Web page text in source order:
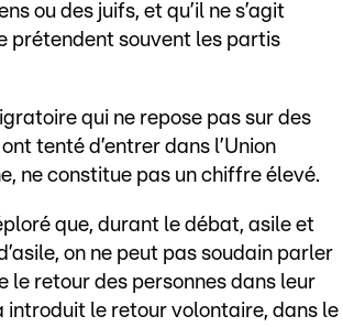
ou des juifs, et qu’il ne s’agit
prétendent souvent les partis
qui ne repose pas sur des
tenté d’entrer dans l’Union
ne constitue pas un chiffre élevé.
que, durant le débat, asile et
on ne peut pas soudain parler
le retour des personnes dans leur
introduit le retour volontaire, dans le